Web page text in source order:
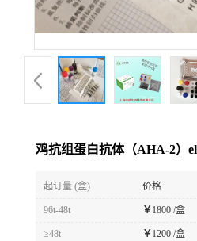
鸡抗组蛋白抗体（AHA-2）
起订量 (盒) 价格
96t-48t ￥ 1800 /盒
≥48t ￥ 1200 /盒